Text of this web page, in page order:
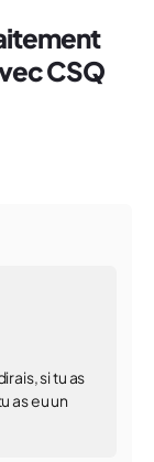
CSQ
si tu as
as eu un